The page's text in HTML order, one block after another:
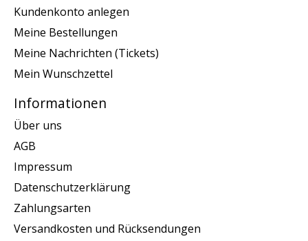
Kundenkonto anlegen
Meine Bestellungen
Meine Nachrichten (Tickets)
Mein Wunschzettel
Informationen
Über uns
AGB
Impressum
Datenschutzerklärung
Zahlungsarten
Versandkosten und Rücksendungen